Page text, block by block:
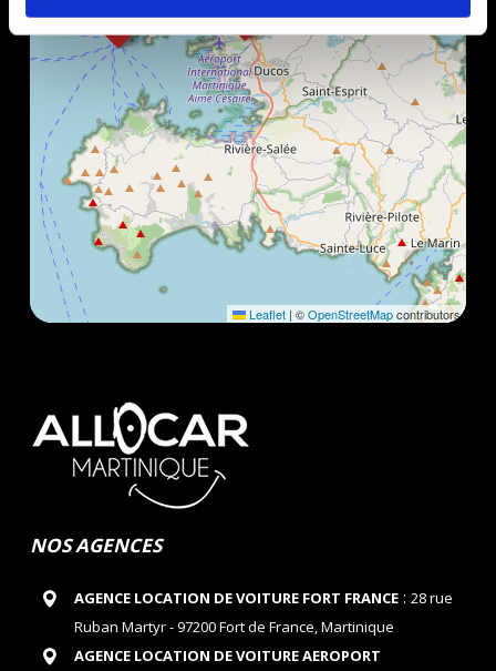
Leaflet | ©OpenStreetMapcontributors
NOS AGENCES
AGENCE LOCATION DE VOITURE FORT FRANCE: 28 rue
Ruban Martyr - 97200 Fort de France, Martinique
AGENCE LOCATION DE VOITURE AEROPORT